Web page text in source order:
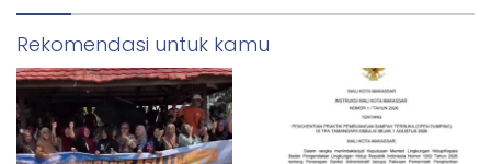
Rekomendasi untuk kamu